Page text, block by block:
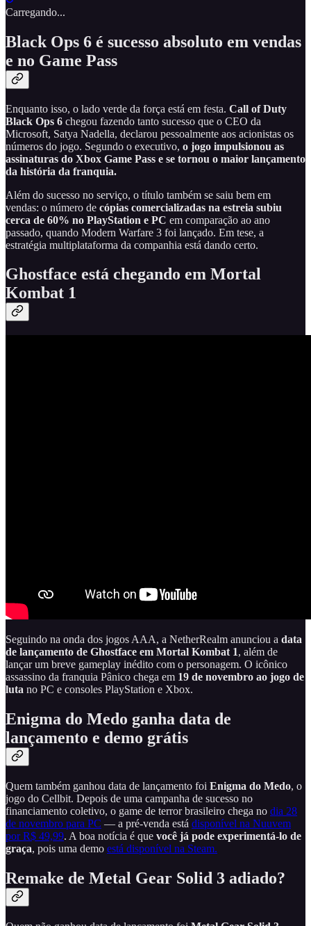
Carregando...
Black Ops 6 é sucesso absoluto em vendas
e no Game Pass
Enquanto isso, o lado verde da força está em festa. Call of Duty
Black Ops 6 chegou fazendo tanto sucesso que o CEO da
Microsoft, Satya Nadella, declarou pessoalmente aos acionistas os
números do jogo. Segundo o executivo, o jogo impulsionou as
assinaturas do Xbox Game Pass e se tornou o maior lançamento
da história da franquia.
Além do sucesso no serviço, o título também se saiu bem em
vendas: o número de cópias comercializadas na estreia subiu
cerca de 60% no PlayStation e PC em comparação ao ano
passado, quando Modern Warfare 3 foi lançado. Em tese, a
estratégia multiplataforma da companhia está dando certo.
Ghostface está chegando em Mortal
Kombat 1
Seguindo na onda dos jogos AAA, a NetherRealm anunciou a data
de lançamento de Ghostface em Mortal Kombat 1, além de
lançar um breve gameplay inédito com o personagem. O icônico
assassino da franquia Pânico chega em 19 de novembro ao jogo de
luta no PC e consoles PlayStation e Xbox.
Enigma do Medo ganha data de
lançamento e demo grátis
Quem também ganhou data de lançamento foi Enigma do Medo, o
jogo do Cellbit. Depois de uma campanha de sucesso no
financiamento coletivo, o game de terror brasileiro chega no dia 28
de novembro para PC — a pré-venda está disponível na Nuuvem
por R$ 49,99. A boa notícia é que você já pode experimentá-lo de
graça, pois uma demo está disponível na Steam.
Remake de Metal Gear Solid 3 adiado?